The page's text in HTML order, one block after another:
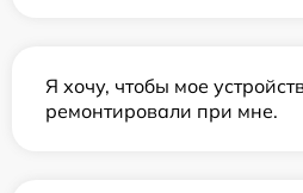
Я хочу, чтобы мое
ремонтировали при мне.